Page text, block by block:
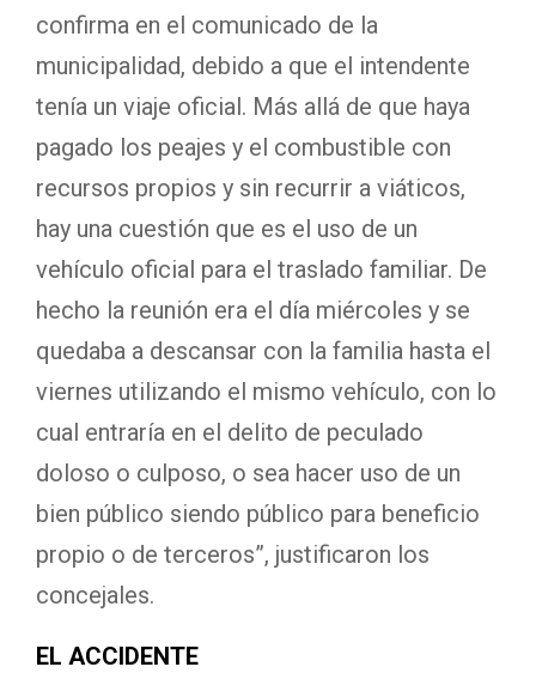
confirma en el comunicado de la
municipalidad, debido a que el intendente
tenía un viaje oficial. Más allá de que haya
pagado los peajes y el combustible con
recursos propios y sin recurrir a viáticos,
hay una cuestión que es el uso de un
vehículo oficial para el traslado familiar. De
hecho la reunión era el día miércoles y se
quedaba a descansar con la familia hasta el
viernes utilizando el mismo vehículo, con lo
cual entraría en el delito de peculado
doloso o culposo, o sea hacer uso de un
bien público siendo público para beneficio
propio o de terceros”, justificaron los
concejales.
EL ACCIDENTE